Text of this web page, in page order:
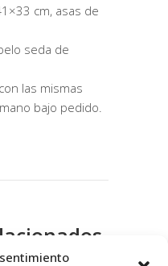
cm, asas de
seda de
las mismas
bajo pedido.